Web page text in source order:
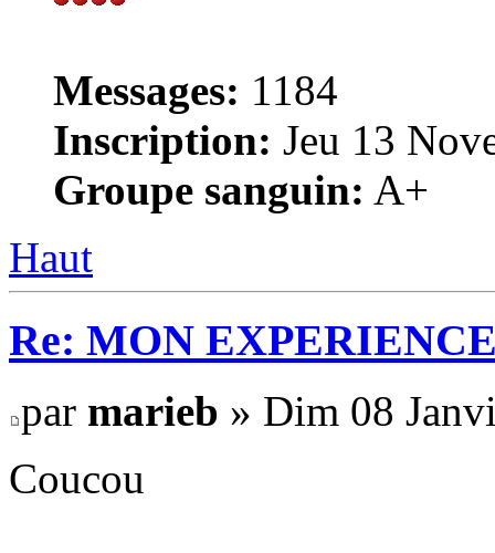
Messages: 1184
Inscription: Jeu 13
Groupe sanguin: A+
Haut
Re: MON
par marieb » Dim 08
Coucou